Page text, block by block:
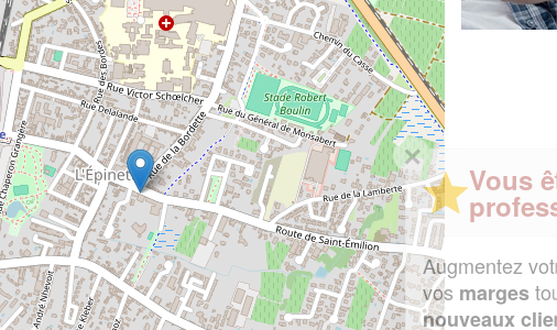
✕
Vous êtes un
professionnel ?
Augmentez votrechiffre d'affaireset
vosmargestout en gagnant de
nouveaux clients!